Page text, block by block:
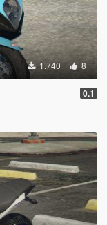
1.740 8
0.1